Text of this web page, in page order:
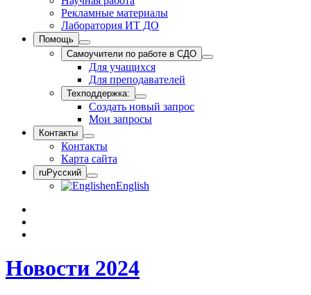
Рекламные материалы
Лаборатория ИТ ДО
Помощь
Самоучители по работе в СДО
Для учащихся
Для преподавателей
Техподдержка:
Создать новый запрос
Мои запросы
Контакты
Контакты
Карта сайта
ruРусский
enEnglish
Новости 2024